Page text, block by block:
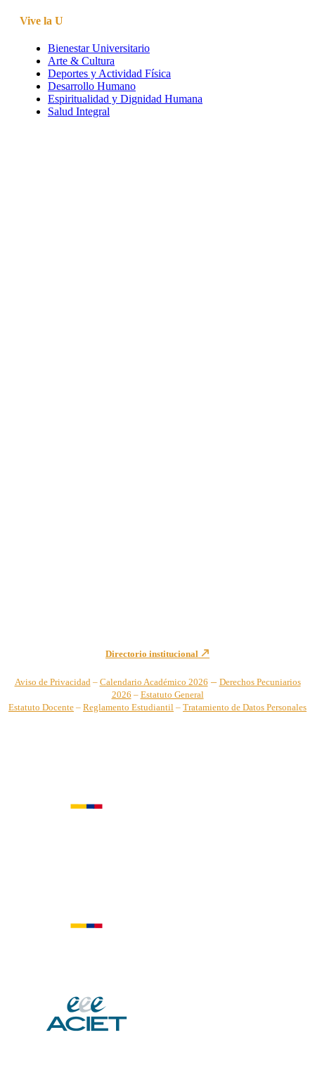
Vive la U
Bienestar Universitario
Arte & Cultura
Deportes y Actividad Física
Desarrollo Humano
Espiritualidad y Dignidad Humana
Salud Integral
Directorio institucional
Aviso de Privacidad – Calendario Académico 2026 – Derechos Pecuniarios
2026 – Estatuto General
Estatuto Docente – Reglamento Estudiantil – Tratamiento de Datos Personales